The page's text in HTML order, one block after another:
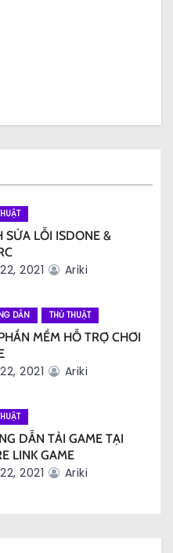
SỬA LỖI ISDONE &
2021 Ariki
DẪN THỦ THUẬT
MỀM HỖ TRỢ CHƠI
2021 Ariki
DẪN TẢI GAME TẠI
LINK GAME
2021 Ariki